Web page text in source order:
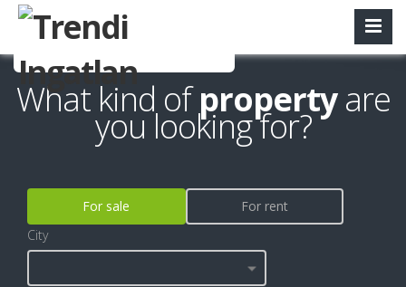
What kind ofpropertyare
you looking for?
For sale
For rent
City